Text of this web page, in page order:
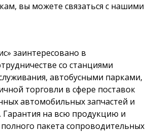
вы можете связаться с нашими
заинтересовано в
со станциями
автобусными парками,
торговли в сфере поставок
автомобильных запчастей и
на всю продукцию и
пакета сопроводительных